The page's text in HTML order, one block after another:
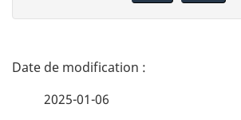
z
D
2025-01-06